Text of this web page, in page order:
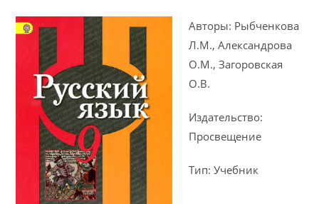
Авторы: Рыбченкова
Л.М., Александрова
О.М., Загоровская
О.В.
Издательство:
Просвещение
Тип: Учебник